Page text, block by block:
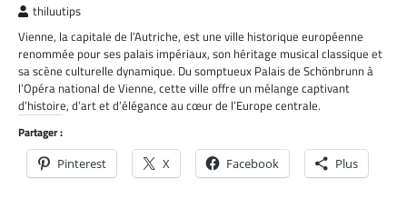
thiluutips
Vienne, la capitale de l’Autriche, est une ville historique européenne
renommée pour ses palais impériaux, son héritage musical classique et
sa scène culturelle dynamique. Du somptueux Palais de Schönbrunn à
l’Opéra national de Vienne, cette ville offre un mélange captivant
d’histoire, d’art et d’élégance au cœur de l’Europe centrale.
Partager :
Pinterest X Facebook Plus